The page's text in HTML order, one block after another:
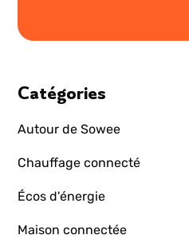
Catégories
Autour de Sowee
Chauffage connecté
Écos d'énergie
Maison connectée